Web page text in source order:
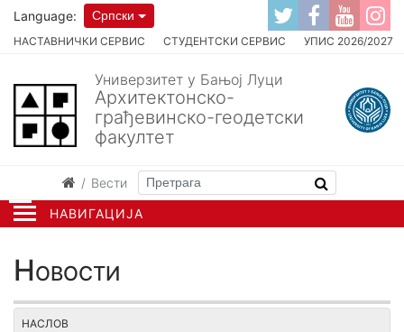
НАВИГАЦИЈА
НАСТАВНИЧКИ СЕРВИС СТУДЕНТСКИ СЕРВИС УПИС 2026/2027
Language: Српски
Универзитет у Бањој Луци
Архитектонско-
грађевинско-геодетски
факултет
Вести
Новости
НАСЛОВ